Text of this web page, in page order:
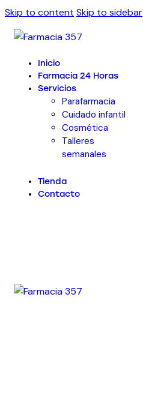
Skip to content Skip to sidebar
Inicio
Farmacia 24 Horas
Servicios
Parafarmacia
Cuidado infantil
Cosmética
Talleres
semanales
Tienda
Contacto